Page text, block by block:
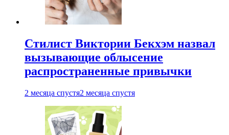
Стилист Виктории Бекхэм назвал
вызывающие облысение
распространенные привычки
2 месяца спустя2 месяца спустя